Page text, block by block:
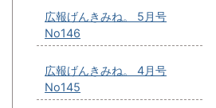
広報げんきみね。 5月号
No146
広報げんきみね。 4月号
No145